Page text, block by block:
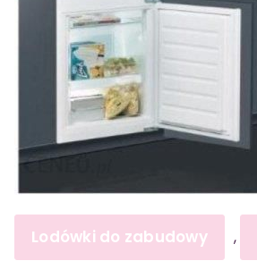
Lodówki do zabudowy ,